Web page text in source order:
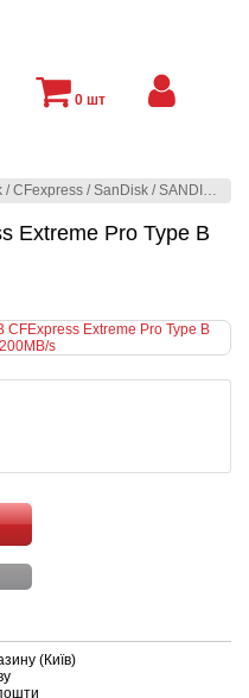
/CFexpress /SanDisk /SANDISK 128GB CFExpress Extreme Pro Type B R1700/W1200MB/s
Extreme Pro Type B
(Київ)
0 шт